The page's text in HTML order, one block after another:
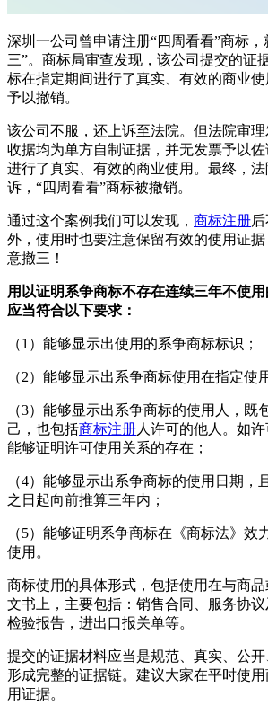
深圳一公司曾申请注册“四周看看”商标
三”。商标局审查发现，该公司提交的证
标在指定期间进行了真实、有效的商业
予以撤销。
该公司不服，还上诉至法院。但法院审
收据均为单方自制证据，并无发票予以
进行了真实、有效的商业使用。最终，
诉，“四周看看”商标被撤销。
通过这个案例我们可以发现， 商标注册
外，使用时也要注意保留有效的使用证
意撤三！
用以证明系争商标不存在连续三年不使用
应当符合以下要求：
（1）能够显示出使用的系争商标标识；
（2）能够显示出系争商标使用在指定使
（3）能够显示出系争商标的使用人，既
己，也包括商标注册人许可的他人。如
能够证明许可使用关系的存在；
（4）能够显示出系争商标的使用日期，
之日起向前推算三年内；
（5）能够证明系争商标在《商标法》效
使用。
商标使用的具体形式，包括使用在与商
文书上，主要包括：销售合同、服务协议
检验报告，进出口报关单等。
提交的证据材料应当是规范、真实、公
形成完整的证据链。建议大家在平时使
用证据。